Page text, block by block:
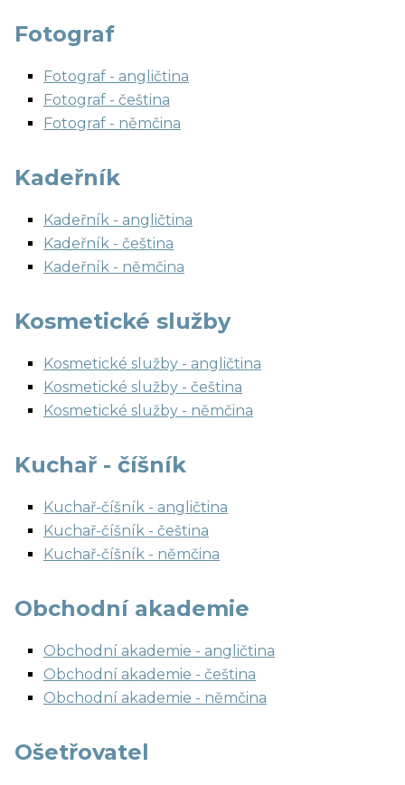
Fotograf
Fotograf - angličtina
Fotograf - čeština
Fotograf - němčina
Kadeřník
Kadeřník - angličtina
Kadeřník - čeština
Kadeřník - němčina
Kosmetické služby
Kosmetické služby - angličtina
Kosmetické služby - čeština
Kosmetické služby - němčina
Kuchař - číšník
Kuchař-číšník - angličtina
Kuchař-číšník - čeština
Kuchař-číšník - němčina
Obchodní akademie
Obchodní akademie - angličtina
Obchodní akademie - čeština
Obchodní akademie - němčina
Ošetřovatel